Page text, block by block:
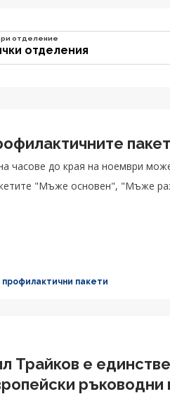
отделения
отделение
часове до края на ноември
"Мъже основен", "Мъже
профилактични пакети
Трайков е
ръководни